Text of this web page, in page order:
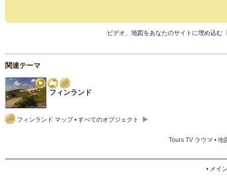
ビデオ、地図をあなたのサイトに埋め込む
関連テーマ
フィンランド
フィンランド マップ • すべてのオブジェクト
Tours TV ラウマ • 地
• メイ